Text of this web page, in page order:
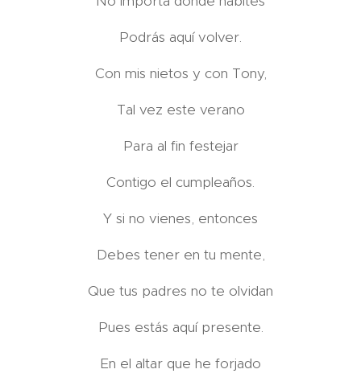
Podrás aquí volver.
Con mis nietos y con Tony,
Tal vez este verano
Para al fin festejar
Contigo el cumpleaños.
Y si no vienes, entonces
Debes tener en tu mente,
Que tus padres no te olvidan
Pues estás aquí presente.
En el altar que he forjado